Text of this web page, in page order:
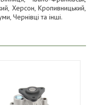
Херсон, Кропивницький,
Чернівці та інші.